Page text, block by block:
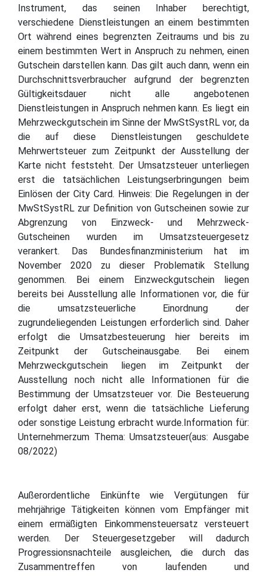
Instrument, das seinen Inhaber berechtigt,
verschiedene Dienstleistungen an einem bestimmten
Ort während eines begrenzten Zeitraums und bis zu
einem bestimmten Wert in Anspruch zu nehmen, einen
Gutschein darstellen kann. Das gilt auch dann, wenn ein
Durchschnittsverbraucher aufgrund der begrenzten
Gültigkeitsdauer nicht alle angebotenen
Dienstleistungen in Anspruch nehmen kann. Es liegt ein
Mehrzweckgutschein im Sinne der MwStSystRL vor, da
die auf diese Dienstleistungen geschuldete
Mehrwertsteuer zum Zeitpunkt der Ausstellung der
Karte nicht feststeht. Der Umsatzsteuer unterliegen
erst die tatsächlichen Leistungserbringungen beim
Einlösen der City Card. Hinweis: Die Regelungen in der
MwStSystRL zur Definition von Gutscheinen sowie zur
Abgrenzung von Einzweck- und Mehrzweck-
Gutscheinen wurden im Umsatzsteuergesetz
verankert. Das Bundesfinanzministerium hat im
November 2020 zu dieser Problematik Stellung
genommen. Bei einem Einzweckgutschein liegen
bereits bei Ausstellung alle Informationen vor, die für
die umsatzsteuerliche Einordnung der
zugrundeliegenden Leistungen erforderlich sind. Daher
erfolgt die Umsatzbesteuerung hier bereits im
Zeitpunkt der Gutscheinausgabe. Bei einem
Mehrzweckgutschein liegen im Zeitpunkt der
Ausstellung noch nicht alle Informationen für die
Bestimmung der Umsatzsteuer vor. Die Besteuerung
erfolgt daher erst, wenn die tatsächliche Lieferung
oder sonstige Leistung erbracht wurde.Information für:
Unternehmerzum Thema: Umsatzsteuer(aus: Ausgabe
08/2022)
Außerordentliche Einkünfte wie Vergütungen für
mehrjährige Tätigkeiten können vom Empfänger mit
einem ermäßigten Einkommensteuersatz versteuert
werden. Der Steuergesetzgeber will dadurch
Progressionsnachteile ausgleichen, die durch das
Zusammentreffen von laufenden und